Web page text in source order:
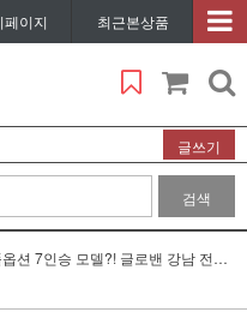
페이지 최근본상품
글쓰기
검색
델?! 글로밴 강남 전시장에서 확인하자!